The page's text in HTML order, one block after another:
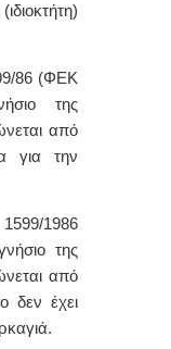
86 (ΦΕΚ
της
από
για την
1986
της
από
δεν έχει